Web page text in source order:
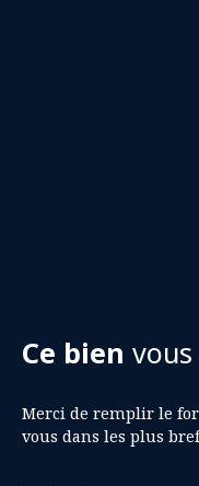
Ce bien
Merci de remplir le
vous dans les plus